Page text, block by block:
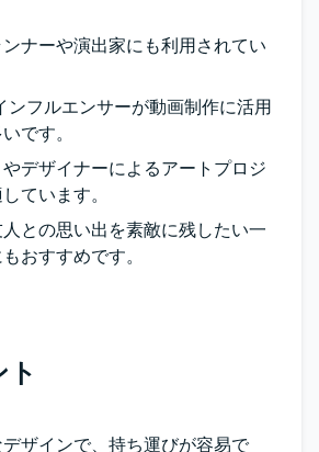
ナーや演出家にも利用されてい
ンフルエンサーが動画制作に活用
です。
デザイナーによるアートプロジ
ています。
との思い出を素敵に残したい一
おすすめです。
ザインで、持ち運びが容易で